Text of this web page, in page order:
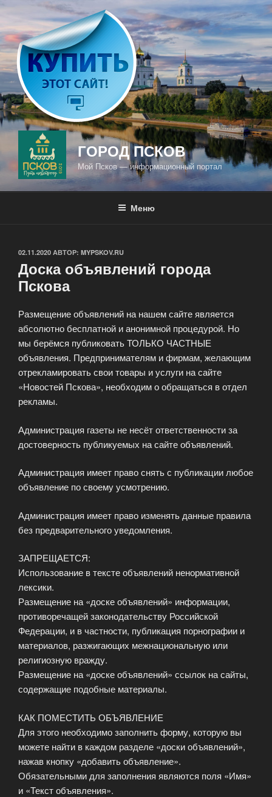
Перейти
содержимому
ГОРОД ПСКОВ
Мой Псков — информационный портал
Меню
ОПУБЛИКОВАНО
02.11.2020 АВТОР: MYPSKOV.RU
Доска объявлений города
Пскова
Размещение объявлений на нашем сайте является
абсолютно бесплатной и анонимной процедурой. Но
мы берёмся публиковать ТОЛЬКО ЧАСТНЫЕ
объявления. Предпринимателям и фирмам, желающим
отрекламировать свои товары и услуги на сайте
«Новостей Пскова», необходим о обращаться в отдел
рекламы.
Администрация газеты не несёт ответственности за
достоверность публикуемых на сайте объявлений.
Администрация имеет право снять с публикации любое
объявление по своему усмотрению.
Администрация имеет право изменять данные правила
без предварительного уведомления.
ЗАПРЕЩАЕТСЯ:
Использование в тексте объявлений ненормативной
лексики.
Размещение на «доске объявлений» информации,
противоречащей законодательству Российской
Федерации, и в частности, публикация порнографии и
материалов, разжигающих межнациональную или
религиозную вражду.
Размещение на «доске объявлений» ссылок на сайты,
содержащие подобные материалы.
КАК ПОМЕСТИТЬ ОБЪЯВЛЕНИЕ
Для этого необходимо заполнить форму, которую вы
можете найти в каждом разделе «доски объявлений»,
нажав кнопку «добавить объявление».
Обязательными для заполнения являются поля «Имя»
и «Текст объявления».